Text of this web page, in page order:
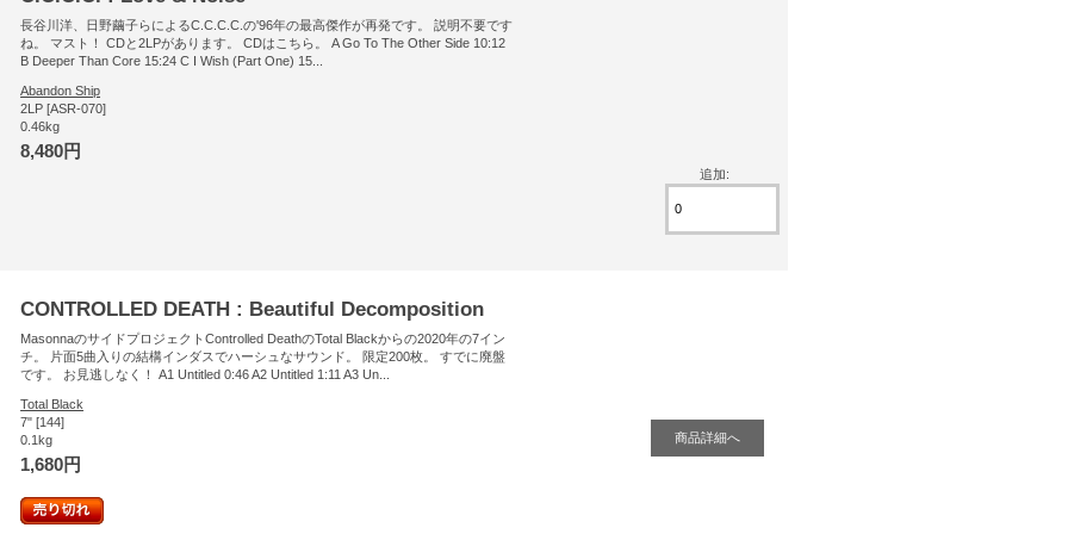
長谷川洋、日野繭子らによるC.C.C.C.の'96年の最高傑作が再発です。 説明不要です
ね。 マスト！ CDと2LPがあります。 CDはこちら。 A Go To The Other Side 10:12
B Deeper Than Core 15:24 C I Wish (Part One) 15...
Abandon Ship
2LP [ASR-070]
0.46kg
8,480円
追加:
CONTROLLED DEATH : Beautiful Decomposition
MasonnaのサイドプロジェクトControlled DeathのTotal Blackからの2020年の7イン
チ。 片面5曲入りの結構インダスでハーシュなサウンド。 限定200枚。 すでに廃盤
です。 お見逃しなく！ A1 Untitled 0:46 A2 Untitled 1:11 A3 Un...
Total Black
7" [144]
0.1kg
1,680円
商品詳細へ